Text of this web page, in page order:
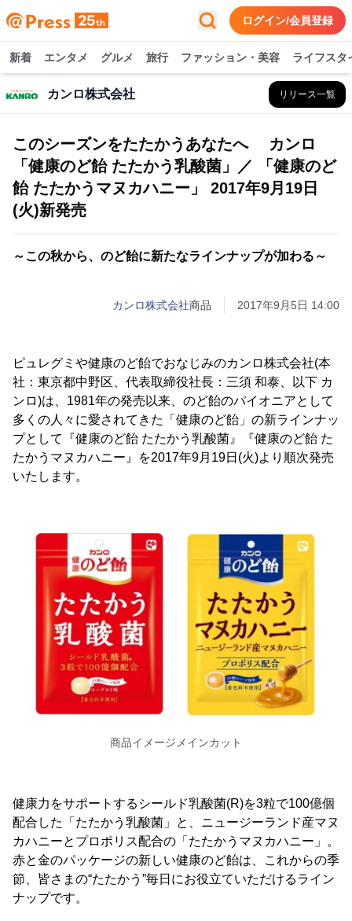
ログイン/会員登録
新着 エンタメ グルメ 旅行 ファッション・美容 ライフスタ
カンロ株式会社 リリース一覧
このシーズンをたたかうあなたへ カンロ
「健康のど飴 たたかう乳酸菌」／ 「健康のど
飴 たたかうマヌカハニー」 2017年9月19日
(火)新発売
～この秋から、のど飴に新たなラインナップが加わる～
カンロ株式会社商品 2017年9月5日 14:00
ピュレグミや健康のど飴でおなじみのカンロ株式会社(本
社：東京都中野区、代表取締役社長：三須 和泰、以下 カ
ンロ)は、1981年の発売以来、のど飴のパイオニアとして
多くの人々に愛されてきた「健康のど飴」の新ラインナッ
プとして『健康のど飴 たたかう乳酸菌』『健康のど飴 た
たかうマヌカハニー』を2017年9月19日(火)より順次発売
いたします。
商品イメージメインカット
健康力をサポートするシールド乳酸菌(R)を3粒で100億個
配合した「たたかう乳酸菌」と、ニュージーランド産マヌ
カハニーとプロポリス配合の「たたかうマヌカハニー」。
赤と金のパッケージの新しい健康のど飴は、これからの季
節、皆さまの“たたかう”毎日にお役立ていただけるライン
ナップです。